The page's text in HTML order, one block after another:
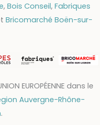
, Bois Conseil, Fabriques
Bricomarché Boën-sur-
EUROPÉENNE dans le
Auvergne-Rhône-
.